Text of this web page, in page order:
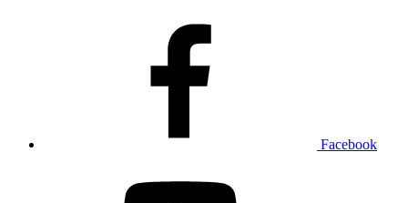
Facebook